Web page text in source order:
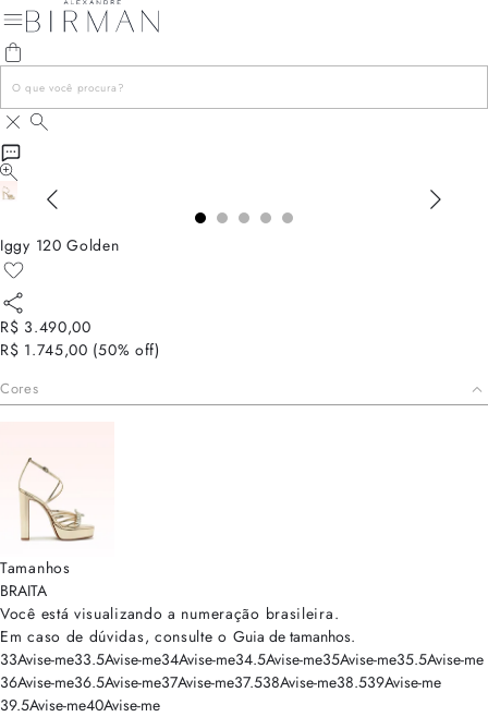
Iggy 120 Golden
R$ 3.490,00
R$ 1.745,00 (50% off)
Cores
Tamanhos
BRAITA
Você está visualizando a numeração brasileira.
Em caso de dúvidas, consulte o Guia de tamanhos.
33Avise-me33.5Avise-me34Avise-me34.5Avise-me35Avise-me35.5Avise-me
36Avise-me36.5Avise-me37Avise-me37.538Avise-me38.539Avise-me
39.5Avise-me40Avise-me